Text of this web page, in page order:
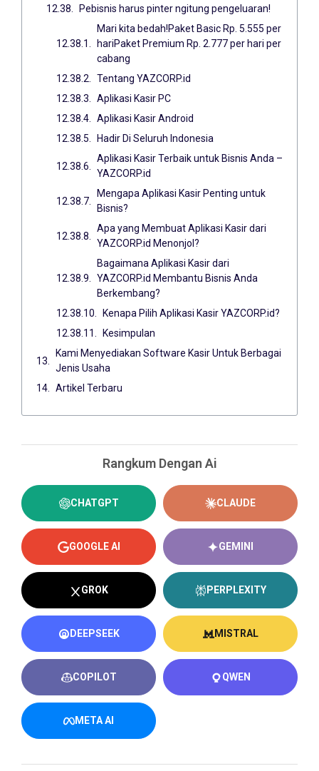
Pebisnis harus pinter ngitung pengeluaran!
Mari kita bedah!Paket Basic Rp. 5.555 per
hariPaket Premium Rp. 2.777 per hari per
cabang
Tentang YAZCORP.id
Aplikasi Kasir PC
Aplikasi Kasir Android
Hadir Di Seluruh Indonesia
Aplikasi Kasir Terbaik untuk Bisnis Anda –
YAZCORP.id
Mengapa Aplikasi Kasir Penting untuk
Bisnis?
Apa yang Membuat Aplikasi Kasir dari
YAZCORP.id Menonjol?
Bagaimana Aplikasi Kasir dari
YAZCORP.id Membantu Bisnis Anda
Berkembang?
Kenapa Pilih Aplikasi Kasir YAZCORP.id?
Kesimpulan
Kami Menyediakan Software Kasir Untuk Berbagai
Jenis Usaha
Artikel Terbaru
Rangkum Dengan Ai
CHATGPT CLAUDE
GOOGLE AI GEMINI
GROK PERPLEXITY
DEEPSEEK MISTRAL
COPILOT QWEN
META AI